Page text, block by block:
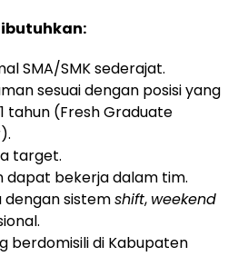
SMA/SMK sederajat.
sesuai dengan posisi yang
tahun (Fresh Graduate
target.
dapat bekerja dalam tim.
dengan sistemshift, weekend
berdomisili di Kabupaten